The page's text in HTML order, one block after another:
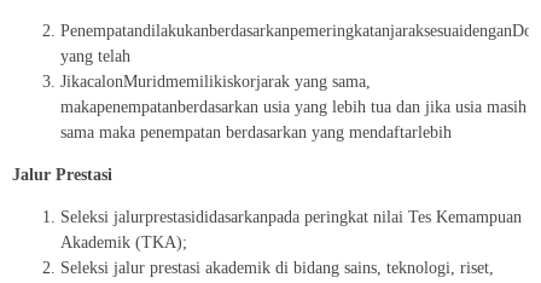
yang telah
JikacalonMuridmemilikiskorjarak yang sama,
makapenempatanberdasarkan usia yang lebih tua dan jika usia masih
sama maka penempatan berdasarkan yang mendaftarlebih
Jalur Prestasi
Seleksi jalurprestasididasarkanpada peringkat nilai Tes Kemampuan
Akademik (TKA);
Seleksi jalur prestasi akademik di bidang sains, teknologi, riset,